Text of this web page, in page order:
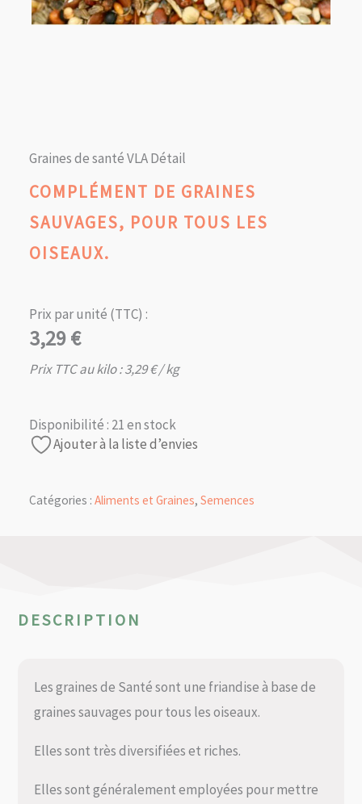
Graines de santé VLA Détail
COMPLÉMENT DE GRAINES
SAUVAGES, POUR TOUS LES
OISEAUX.
Prix par unité (TTC) :
3,29€
Prix TTC au kilo :3,29€/ kg
Disponibilité : 21 en stock
Ajouter à la liste d’envies
Catégories : Aliments et Graines, Semences
DESCRIPTION
Les graines de Santé sont une friandise à base de
graines sauvages pour tous les oiseaux.
Elles sont très diversifiées et riches.
Elles sont généralement employées pour mettre